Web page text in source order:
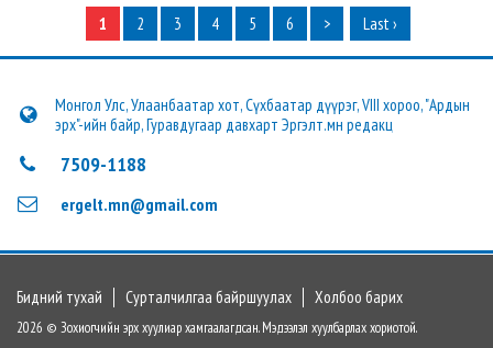
1 2 3 4 5 6 > Last ›
Монгол Улс, Улаанбаатар хот, Сүхбаатар дүүрэг, VIII хороо, "Ардын
эрх"-ийн байр, Гуравдугаар давхарт Эргэлт.мн редакц
7509-1188
ergelt.mn@gmail.com
Бидний тухай Сурталчилгаа байршуулах Холбоо барих
2026 © Зохиогчийн эрх хуулиар хамгаалагдсан. Мэдээлэл хуулбарлах хориотой.